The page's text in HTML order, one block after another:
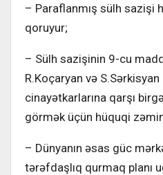
– Paraflanmış sülh sazişi
qoruyur;
– Sülh sazişinin 9-cu
R.Koçaryan və
cinayətkarlarına qarşı
görmək üçün hüquqi
– Dünyanın əsas güc
tərəfdaşlıq qurmaq planı